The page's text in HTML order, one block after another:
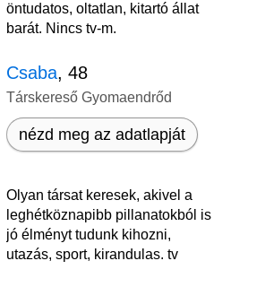
öntudatos, oltatlan, kitartó állat
barát. Nincs tv-m.
Csaba, 48
Társkereső Gyomaendrőd
nézd meg az adatlapját
Olyan társat keresek, akivel a
leghétköznapibb pillanatokból is
jó élményt tudunk kihozni,
utazás, sport, kirandulas. tv